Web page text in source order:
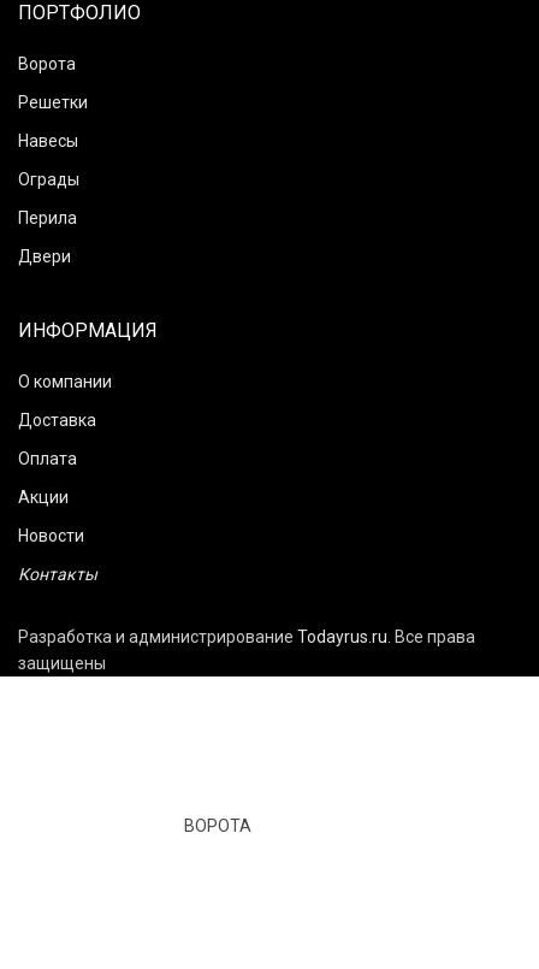
ПОРТФОЛИО
Ворота
Решетки
Навесы
Ограды
Перила
Двери
ИНФОРМАЦИЯ
О компании
Доставка
Оплата
Акции
Новости
Контакты
Разработка и администрирование Todayrus.ru. Все права
защищены
ВОРОТА